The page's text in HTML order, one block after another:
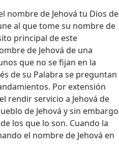
nombre de Jehová tu Dios de
al que tome su nombre de
principal de este
de Jehová de una
que no se fijan en la
de su Palabra se preguntan
Por extensión
rendir servicio a Jehová de
de Jehová y sin embargo
los que lo son. Cuando la
el nombre de Jehová en